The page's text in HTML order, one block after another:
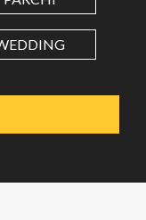
separator.